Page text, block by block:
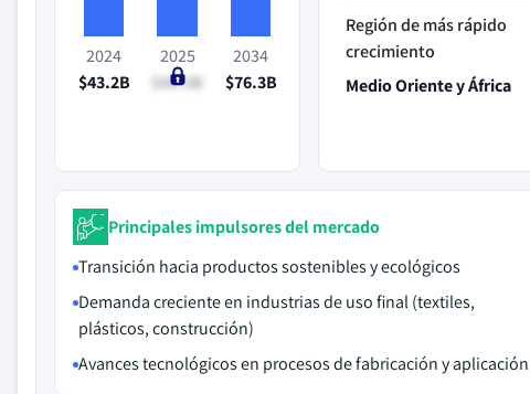
2024
$43.2B
2025
$45.5B
2034
$76.3B
Región de más rápido
crecimiento
Medio Oriente y África
Principales impulsores del mercado
Transición hacia productos sostenibles y ecológicos
Demanda creciente en industrias de uso final (textiles,
plásticos, construcción)
Avances tecnológicos en procesos de fabricación y aplicación